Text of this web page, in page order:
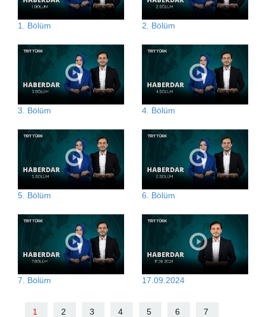
1. Bölüm 2. Bölüm
3. Bölüm 4. Bölüm
5. Bölüm 6. Bölüm
7. Bölüm 17.09.2024
1 2 3 4 5 6 7